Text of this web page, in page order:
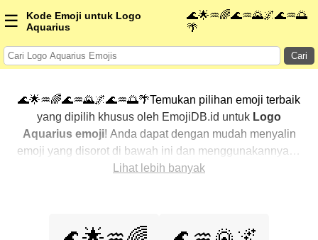
☰
Kode Emoji untuk Logo
Aquarius
🌊🌟♒🌈🌊♒🌄🌌🌊♒🌅
🌴
Cari
🌊🌟♒🌈🌊♒🌄🌌🌊♒🌅🌴Temukan pilihan emoji terbaik
yang dipilih khusus oleh EmojiDB.id untuk Logo
Aquarius emoji! Anda dapat dengan mudah menyalin
emoji yang disorot di bawah ini dan menggunakannya di
percakapan Anda untuk menambahkan sentuhan
lainnya untuk menemukan cara baru dalam
Lihat lebih banyak